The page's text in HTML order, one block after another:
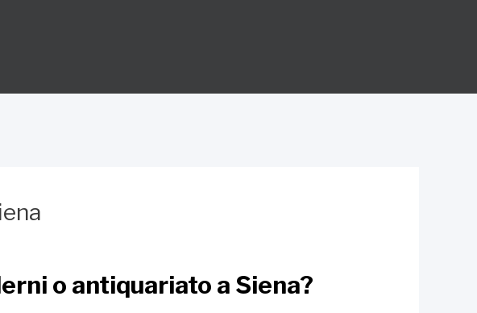
o antiquariato a Siena?